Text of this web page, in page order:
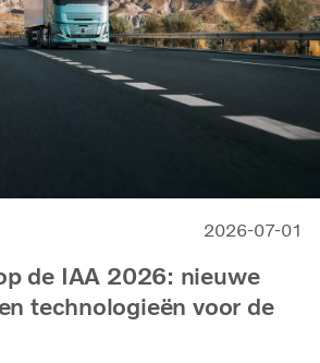
2026-07-01
de IAA 2026: nieuwe
technologieën voor de